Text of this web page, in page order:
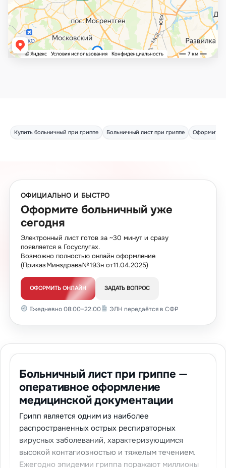
Купить больничный при гриппе Больничный лист при гриппе Оформить
ОФИЦИАЛЬНО И БЫСТРО
Оформите больничный уже
сегодня
Электронный лист готов за ~30 минут и сразу
появляется в Госуслугах.
Возможно полностью онлайн оформление
(Приказ Минздрава № 193н от 11.04.2025)
ОФОРМИТЬ ОНЛАЙН ЗАДАТЬ ВОПРОС
Ежедневно 08:00–22:00 ЭЛН передаётся в СФР
Больничный лист при гриппе —
оперативное оформление
медицинской документации
Грипп является одним из наиболее
распространенных острых респираторных
вирусных заболеваний, характеризующимся
высокой контагиозностью и тяжелым течением.
Ежегодно эпидемии гриппа поражают миллионы